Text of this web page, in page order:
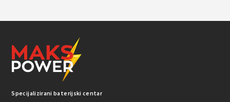
Specijalizirani baterijski centar